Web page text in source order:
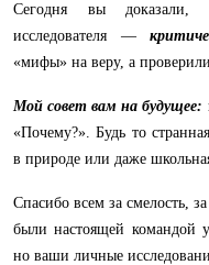
Сегодня вы доказали,
исследователя —
«мифы» на веру, а
Мой совет вам на будущее:
«Почему?». Будь то
в природе или даже
Спасибо всем за смелость,
были настоящей командой
но ваши личные